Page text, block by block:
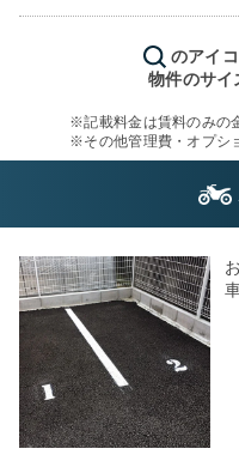
のアイ
物件のサイ
※記載料金は賃料のみの
※その他管理費・オプシ